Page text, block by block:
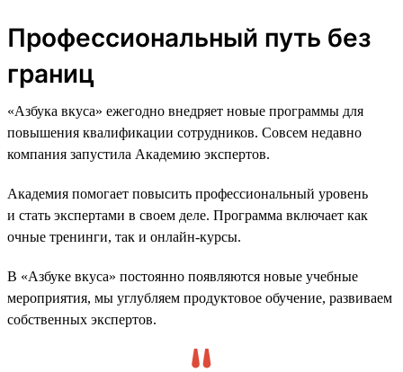
Профессиональный путь без
границ
«Азбука вкуса» ежегодно внедряет новые программы для
повышения квалификации сотрудников. Совсем недавно
компания запустила Академию экспертов.
Академия помогает повысить профессиональный уровень
и стать экспертами в своем деле. Программа включает как
очные тренинги, так и онлайн-курсы.
В «Азбуке вкуса» постоянно появляются новые учебные
мероприятия, мы углубляем продуктовое обучение, развиваем
собственных экспертов.